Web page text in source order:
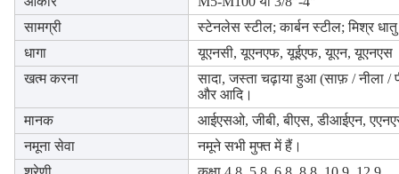
सामग्री
स्टेनलेस स्टील; कार्बन स्टील; मिश्र धातु
धागा
यूएनसी, यूएनएफ, यूईएफ, यूएन, यूएनएस
खत्म करना
सादा, जस्ता चढ़ाया हुआ (साफ़ / नीला
और आदि।
मानक
आईएसओ, जीबी, बीएस, डीआईएन,
नमूना सेवा
नमूने सभी मुफ्त में हैं।